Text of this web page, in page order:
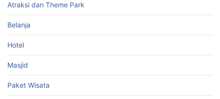
Atraksi dan Theme Park
Belanja
Hotel
Masjid
Paket Wisata